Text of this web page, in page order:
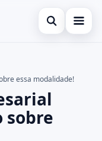
Abrir busca
para fechar.
essa modalidade!
sobre